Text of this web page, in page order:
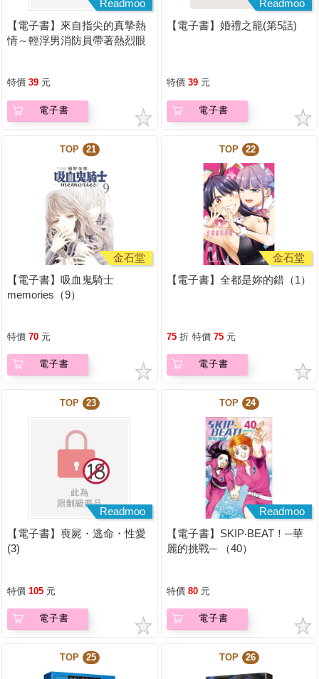
Readmoo
【電子書】來自指尖的真摯熱
情～輕浮男消防員帶著熱烈眼
特價 39 元
電子書
Readmoo
【電子書】婚禮之籠(第5話)
特價 39 元
電子書
TOP 21
金石堂
【電子書】吸血鬼騎士
memories（9）
特價 70 元
電子書
TOP 22
金石堂
【電子書】全都是妳的錯（1）
75 折 特價 75 元
電子書
TOP 23
Readmoo
【電子書】喪屍・逃命・性愛
(3)
特價 105 元
電子書
TOP 24
Readmoo
【電子書】SKIP‧BEAT！─華
麗的挑戰─ （40）
特價 80 元
電子書
TOP 25 TOP 26